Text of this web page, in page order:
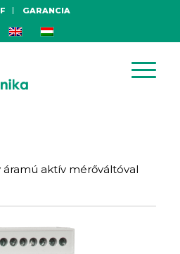
GARANCIA
áramú aktív mérőváltóval